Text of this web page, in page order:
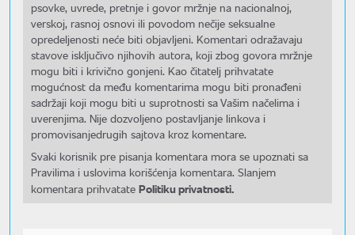
psovke, uvrede, pretnje i govor mržnje na nacionalnoj,
verskoj, rasnoj osnovi ili povodom nečije seksualne
opredeljenosti neće biti objavljeni. Komentari odražavaju
stavove isključivo njihovih autora, koji zbog govora mržnje
mogu biti i krivično gonjeni. Kao čitatelj prihvatate
mogućnost da među komentarima mogu biti pronađeni
sadržaji koji mogu biti u suprotnosti sa Vašim načelima i
uverenjima. Nije dozvoljeno postavljanje linkova i
promovisanjedrugih sajtova kroz komentare.
Svaki korisnik pre pisanja komentara mora se upoznati sa
Pravilima i uslovima korišćenja komentara. Slanjem
komentara prihvatate Politiku privatnosti.